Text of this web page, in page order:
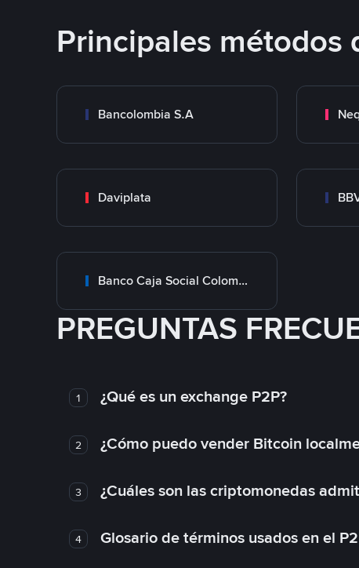
Principales métodos
Bancolombia S.A
Daviplata
Banco Caja Social Colombia
PREGUNTAS
1 ¿Qué es un exchange P2P?
2 ¿Cómo puedo vender Bitcoin
3 ¿Cuáles son las criptomonedas
4 Glosario de términos usados en el